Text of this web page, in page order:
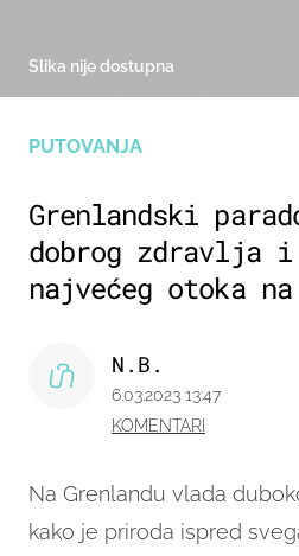
PUTOVANJA
Grenlandski
dobrog zdravlja
najvećeg otoka
Na Grenlandu vlada
kako je priroda ispred
N.B.
6.03.2023 13:47
KOMENTARI
Slika nije dostupna